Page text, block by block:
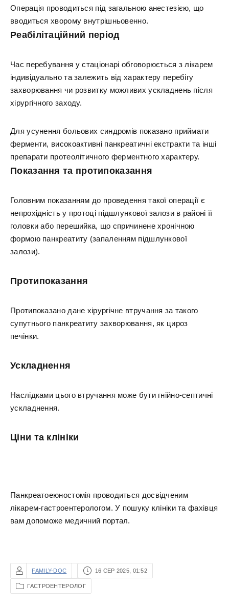
Операція проводиться під загальною анестезією, що
вводиться хворому внутрішньовенно.
Реабілітаційний період
Час перебування у стаціонарі обговорюється з лікарем
індивідуально та залежить від характеру перебігу
захворювання чи розвитку можливих ускладнень після
хірургічного заходу.
Для усунення больових синдромів показано приймати
ферменти, високоактивні панкреатичні екстракти та інші
препарати протеолітичного ферментного характеру.
Показання та протипоказання
Головним показанням до проведення такої операції є
непрохідність у протоці підшлункової залози в районі її
головки або перешийка, що спричинене хронічною
формою панкреатиту (запаленням підшлункової
залози).
Протипоказання
Протипоказано дане хірургічне втручання за такого
супутнього панкреатиту захворювання, як цироз
печінки.
Ускладнення
Наслідками цього втручання може бути гнійно-септичні
ускладнення.
Ціни та клініки
Панкреатоеюностомія проводиться досвідченим
лікарем-гастроентерологом. У пошуку клініки та фахівця
вам допоможе медичний портал.
FAMILY-DOC 16 СЕР 2025, 01:52
ГАСТРОЕНТЕРОЛОГ